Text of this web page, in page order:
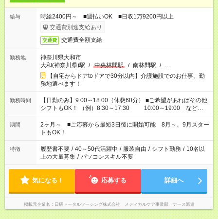
給与
時給2400円～ ■週払いOK ■日収1万9200円以上
交通費別途支給あり
交通費 交通費全額支給
勤務地
神奈川県大和市
大和(神奈川県)駅 / 中央林間駅 / 南林間駅 / …
【自宅からドアtoドアで30分以内】介護施設でのお仕事。勤
務地選べます！
勤務時間
【日勤のみ】9:00～18:00（休憩60分） ■ご希望があればその他
シフトもOK！ （例）8:30～17:30 10:00～19:00 など
「家族とお休みを合わせたい」 「できれば残業はしたくない」
など、あなたのご希望に沿ったお仕事をご紹介します！ ※Wワ
ーク希望の方へ 今ご覧のお仕事で希望する勤務時間と、もう1つ
のお仕事の勤務時間。 合計で週40時間を超える場合は応募でき
ません
期間
2ヶ月～ ■ご応募から最短3日後に開始可能 8月～、9月スター
トもOK！
特徴 履歴書不要 / 40～50代活躍中 / 服装自由 / シフト勤務 / 10名以
上の大量募集 / パソコンスキル不要
気になる！ 応募する 詳細へ
掲載元企業名 日研トータルソーシング株式会社 メディカルケア事業部 ナース派遣